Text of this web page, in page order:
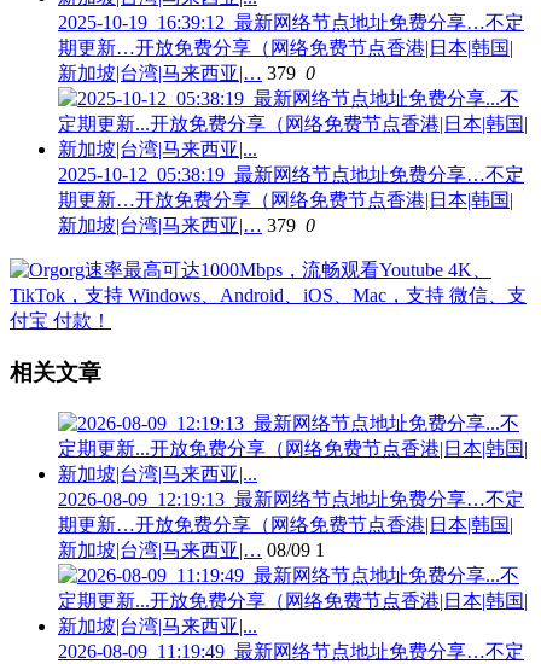
2025-10-19_16:39:12_最新网络节点地址免费分享…不定
期更新…开放免费分享（网络免费节点香港|日本|韩国|
新加坡|台湾|马来西亚|… 379 0
2025-10-12_05:38:19_最新网络节点地址免费分享…不定
期更新…开放免费分享（网络免费节点香港|日本|韩国|
新加坡|台湾|马来西亚|… 379 0
相关文章
2026-08-09_12:19:13_最新网络节点地址免费分享…不定
期更新…开放免费分享（网络免费节点香港|日本|韩国|
新加坡|台湾|马来西亚|… 08/09 1
2026-08-09_11:19:49_最新网络节点地址免费分享…不定